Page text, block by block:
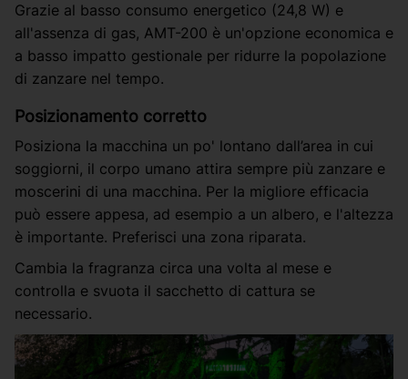
Grazie al basso consumo energetico (24,8 W) e
all'assenza di gas, AMT-200 è un'opzione economica e
a basso impatto gestionale per ridurre la popolazione
di zanzare nel tempo.
Posizionamento corretto
Posiziona la macchina un po' lontano dall’area in cui
soggiorni, il corpo umano attira sempre più zanzare e
moscerini di una macchina. Per la migliore efficacia
può essere appesa, ad esempio a un albero, e l'altezza
è importante. Preferisci una zona riparata.
Cambia la fragranza circa una volta al mese e
controlla e svuota il sacchetto di cattura se
necessario.